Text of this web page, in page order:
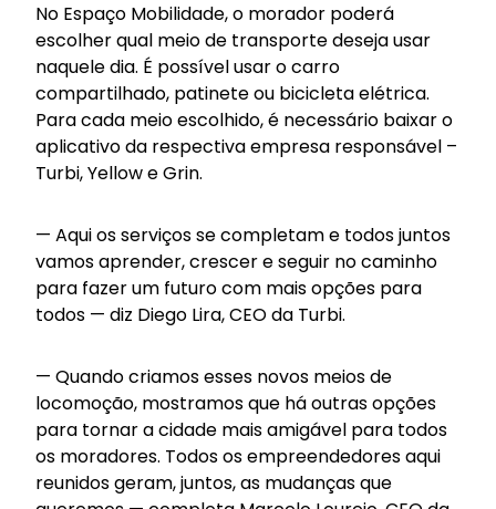
No Espaço Mobilidade, o morador poderá
escolher qual meio de transporte deseja usar
naquele dia. É possível usar o carro
compartilhado, patinete ou bicicleta elétrica.
Para cada meio escolhido, é necessário baixar o
aplicativo da respectiva empresa responsável –
Turbi, Yellow e Grin.
— Aqui os serviços se completam e todos juntos
vamos aprender, crescer e seguir no caminho
para fazer um futuro com mais opções para
todos — diz Diego Lira, CEO da Turbi.
— Quando criamos esses novos meios de
locomoção, mostramos que há outras opções
para tornar a cidade mais amigável para todos
os moradores. Todos os empreendedores aqui
reunidos geram, juntos, as mudanças que